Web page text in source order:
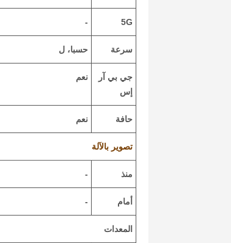
5G
-
سرعة حسبا، ل
جي بي آر
إس
نعم
حافة نعم
تصوير بالآلة
منذ -
أمام -
المعدات